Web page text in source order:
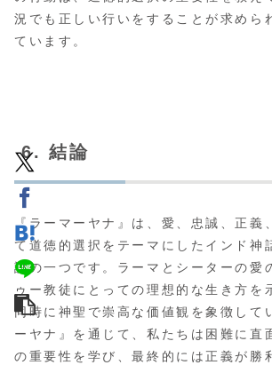
況でも正しい行いをすることが求めら
ています。
6. 結論
『ラーマーヤナ』は、愛、忠誠、正義
て道徳的選択をテーマにしたインド神
語の一つです。ラーマとシーターの愛
ゥー教徒にとっての理想的な生き方を
同時に神聖で崇高な価値観を象徴して
ーヤナ』を通じて、私たちは困難に直
の重要性を学び、最終的には正義が勝